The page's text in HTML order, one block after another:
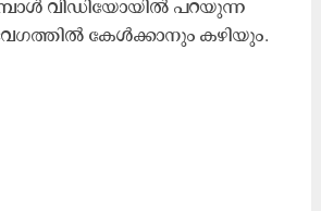
വിഡിയോയിൽ പറയുന്ന
കേൾക്കാനും കഴിയും.